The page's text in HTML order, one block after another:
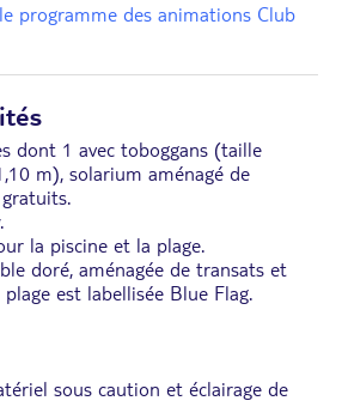
programme des animations Club
dont 1 avec toboggans (taille
m), solarium aménagé de
la piscine et la plage.
doré, aménagée de transats et
est labellisée Blue Flag.
sous caution et éclairage de